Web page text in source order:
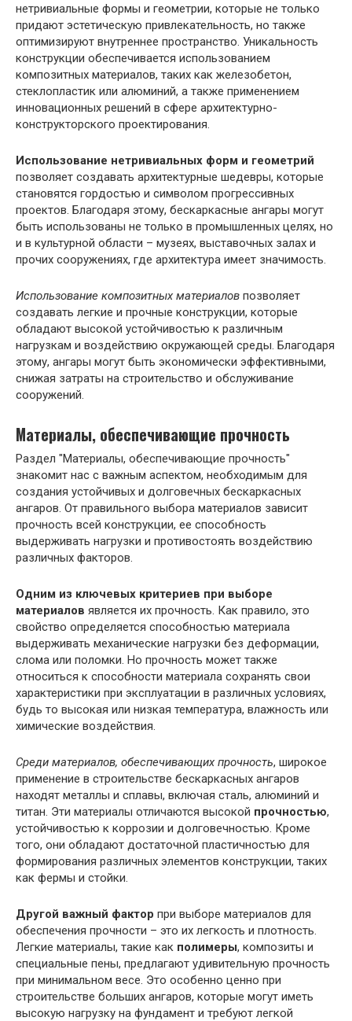
нетривиальные формы и геометрии, которые не только
придают эстетическую привлекательность, но также
оптимизируют внутреннее пространство. Уникальность
конструкции обеспечивается использованием
композитных материалов, таких как железобетон,
стеклопластик или алюминий, а также применением
инновационных решений в сфере архитектурно-
конструкторского проектирования.
Использование нетривиальных форм и геометрий
позволяет создавать архитектурные шедевры, которые
становятся гордостью и символом прогрессивных
проектов. Благодаря этому, бескаркасные ангары могут
быть использованы не только в промышленных целях, но
и в культурной области – музеях, выставочных залах и
прочих сооружениях, где архитектура имеет значимость.
Использование композитных материалов позволяет
создавать легкие и прочные конструкции, которые
обладают высокой устойчивостью к различным
нагрузкам и воздействию окружающей среды. Благодаря
этому, ангары могут быть экономически эффективными,
снижая затраты на строительство и обслуживание
сооружений.
Материалы, обеспечивающие прочность
Раздел "Материалы, обеспечивающие прочность"
знакомит нас с важным аспектом, необходимым для
создания устойчивых и долговечных бескаркасных
ангаров. От правильного выбора материалов зависит
прочность всей конструкции, ее способность
выдерживать нагрузки и противостоять воздействию
различных факторов.
Одним из ключевых критериев при выборе
материалов является их прочность. Как правило, это
свойство определяется способностью материала
выдерживать механические нагрузки без деформации,
слома или поломки. Но прочность может также
относиться к способности материала сохранять свои
характеристики при эксплуатации в различных условиях,
будь то высокая или низкая температура, влажность или
химические воздействия.
Среди материалов, обеспечивающих прочность, широкое
применение в строительстве бескаркасных ангаров
находят металлы и сплавы, включая сталь, алюминий и
титан. Эти материалы отличаются высокой прочностью,
устойчивостью к коррозии и долговечностью. Кроме
того, они обладают достаточной пластичностью для
формирования различных элементов конструкции, таких
как фермы и стойки.
Другой важный фактор при выборе материалов для
обеспечения прочности – это их легкость и плотность.
Легкие материалы, такие как полимеры, композиты и
специальные пены, предлагают удивительную прочность
при минимальном весе. Это особенно ценно при
строительстве больших ангаров, которые могут иметь
высокую нагрузку на фундамент и требуют легкой